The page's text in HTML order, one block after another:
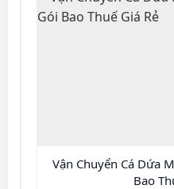
Vận Chuyển Cá Dứa
Bao